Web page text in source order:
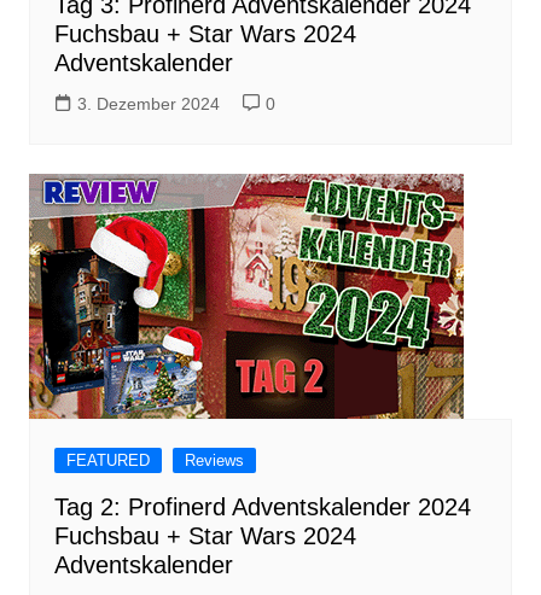
Fuchsbau + Star Wars 2024
Adventskalender
3. Dezember 2024 0
FEATURED Reviews
Tag 2: Profinerd Adventskalender 2024
Fuchsbau + Star Wars 2024
Adventskalender